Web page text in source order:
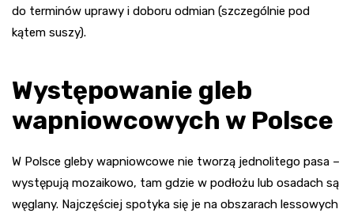
do terminów uprawy i doboru odmian (szczególnie pod
kątem suszy).
Występowanie gleb
wapniowcowych w Polsce
W Polsce gleby wapniowcowe nie tworzą jednolitego pasa –
występują mozaikowo, tam gdzie w podłożu lub osadach są
węglany. Najczęściej spotyka się je na obszarach lessowych